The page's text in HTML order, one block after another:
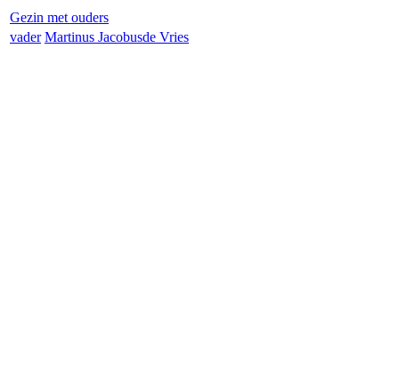
Gezin met ouders
vader Martinus Jacobusde Vries